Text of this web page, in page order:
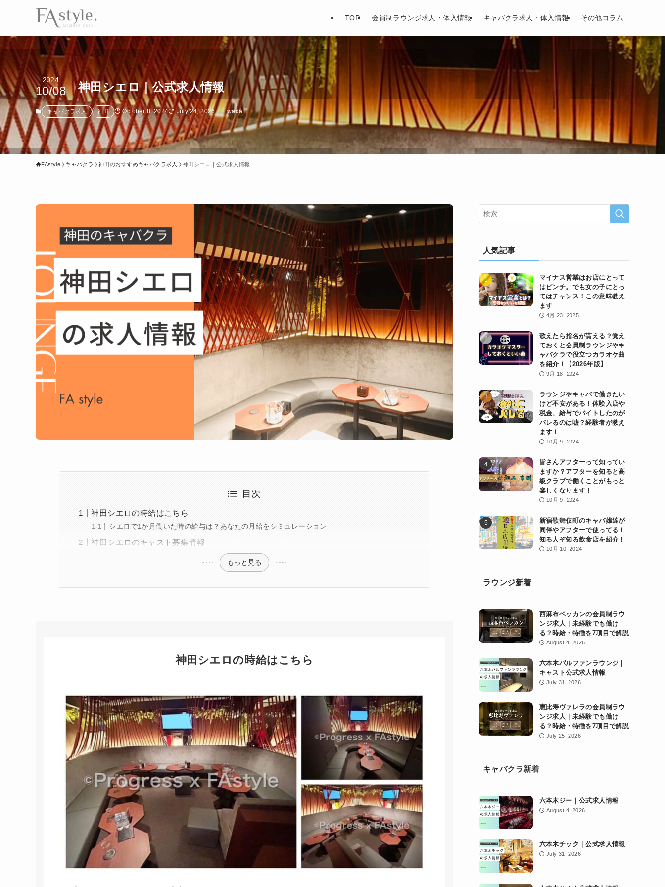
TOP 会員制ラウンジ求人・体入情報 キャバクラ求人・体入情報 その他コラム
神田シエロ｜公式求人情報
2024
10/08
キャバクラ求人 神田 October 8, 2024 July 24, 2026 wada
FAstyle キャバクラ 神田のおすすめキャバクラ求人 神田シエロ｜公式求人情報
目次
神田シエロの時給はこちら
シエロで1か月働いた時の給与は？あなたの月給をシミュレーション
神田シエロのキャスト募集情報
もっと見る
神田シエロの時給はこちら
人気記事
マイナス営業はお店にとって
はピンチ。でも女の子にとっ
てはチャンス！この意味教え
ます
4月 23, 2025
歌えたら指名が貰える？覚え
ておくと会員制ラウンジやキ
ャバクラで役立つカラオケ曲
を紹介！【2026年版】
9月 18, 2024
ラウンジやキャバで働きたい
けど不安がある！体験入店や
税金、給与でバイトしたのが
バレるのは嘘？経験者が教え
ます！
10月 9, 2024
皆さんアフターって知ってい
ますか？アフターを知ると高
級クラブで働くことがもっと
楽しくなります！
10月 9, 2024
新宿歌舞伎町のキャバ嬢達が
同伴やアフターで使ってる！
知る人ぞ知る飲食店を紹介！
10月 10, 2024
ラウンジ新着
西麻布ベッカンの会員制ラウ
ンジ求人｜未経験でも働け
る？時給・特徴を7項目で解説
August 4, 2026
六本木パルファンラウンジ｜
キャスト公式求人情報
July 31, 2026
恵比寿ヴァレラの会員制ラウ
ンジ求人｜未経験でも働け
る？時給・特徴を7項目で解説
July 25, 2026
キャバクラ新着
六本木ジー｜公式求人情報
August 4, 2026
六本木チック｜公式求人情報
July 31, 2026